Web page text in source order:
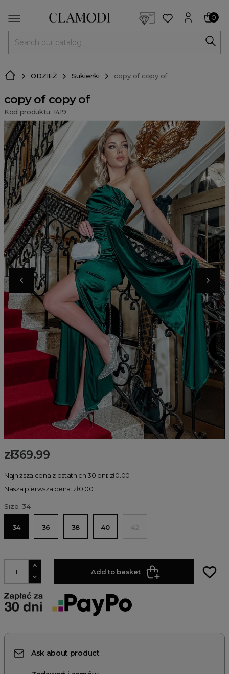
0
ODZIEŻ Sukienki copy of copy of
copy of copy of
Kod produktu: 1419
zł369.99
Najniższa cena z ostatnich 30 dni: zł0.00
Nasza pierwsza cena: zł0.00
Size: 34
34 36 38 40 42
Add to basket favorite_border
Ask about product